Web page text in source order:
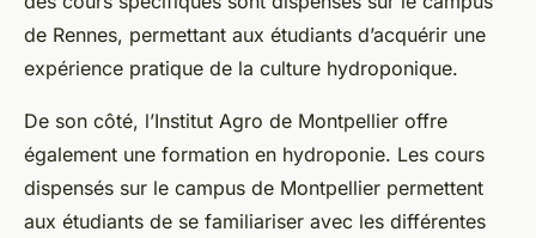
de Rennes, permettant aux étudiants d’acquérir une
expérience pratique de la culture hydroponique.
De son côté, l’Institut Agro de Montpellier offre
également une formation en hydroponie. Les cours
dispensés sur le campus de Montpellier permettent
aux étudiants de se familiariser avec les différentes